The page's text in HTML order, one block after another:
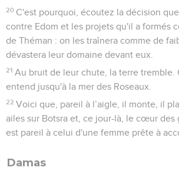
20 C'est pourquoi, écoutez la décision
contre Edom et les projets qu'il a formés
de Théman : on les traînera comme de
dévastera leur domaine devant eux.
21 Au bruit de leur chute, la terre tremble.
entend jusqu'à la mer des Roseaux.
22 Voici que, pareil à l’aigle, il monte, il
ailes sur Botsra et, ce jour-là, le cœur des
est pareil à celui d'une femme prête à
Damas